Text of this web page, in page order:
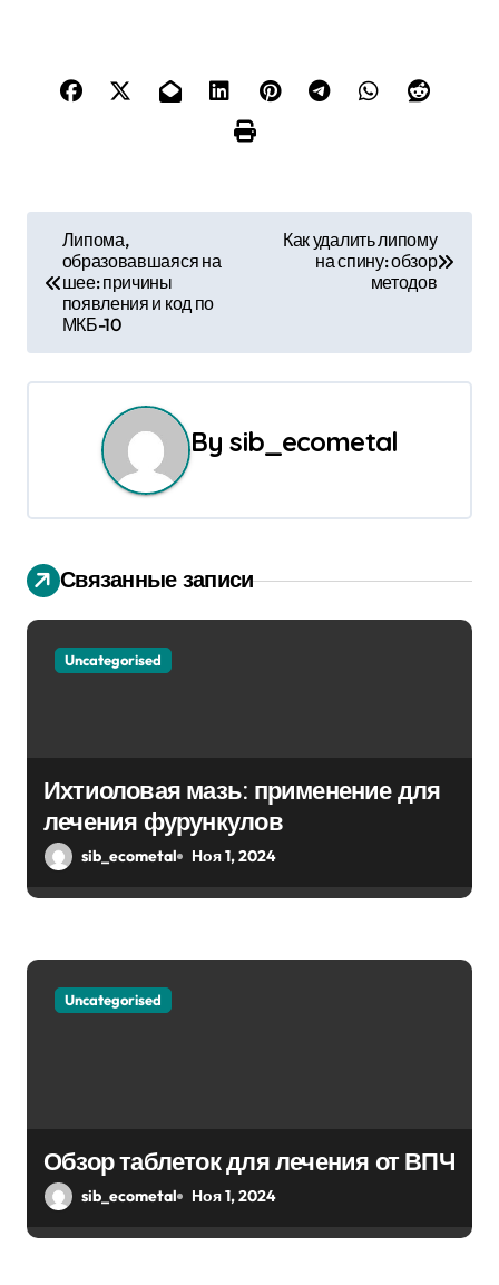
и
ц
и
я
п
п
и
я
Липома,
образовавшаяся на
шее: причины
появления и код по
МКБ-10
Как удалить липому
на спину: обзор
методов
Bysib_ecometal
Связанные записи
Uncategorised
Ихтиоловая мазь: применение для
лечения фурункулов
sib_ecometal Ноя 1, 2024
Uncategorised
Обзор таблеток для лечения от ВПЧ
sib_ecometal Ноя 1, 2024